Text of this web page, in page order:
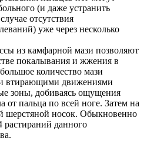
(и даже устранить
отсутствия
уже через несколько
из камфарной мази позволяют
покалывания и жжения в
количество мази
втирающими движениями
зоны, добиваясь ощущения
от пальца по всей ноге. Затем на
шерстяной носок. Обыкновенно
растираний данного